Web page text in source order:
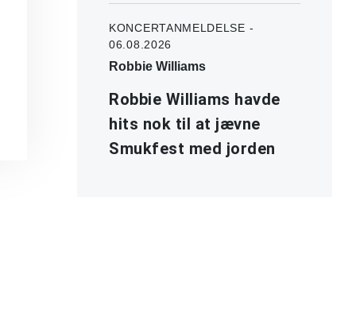
KONCERTANMELDELSE -
06.08.2026
Robbie Williams
Robbie Williams havde
hits nok til at jævne
Smukfest med jorden